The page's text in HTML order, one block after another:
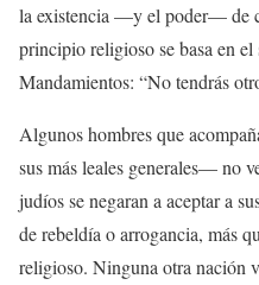
la existencia —y el poder— de
principio religioso se basa en
Mandamientos: “No tendrás
Algunos hombres que
sus más leales generales— no
judíos se negaran a aceptar a
de rebeldía o arrogancia, más
religioso. Ninguna otra nación